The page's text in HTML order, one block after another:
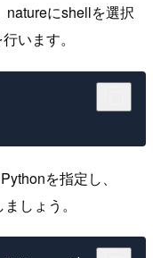
natureにshellを選択
います。
を指定し、
しょう。